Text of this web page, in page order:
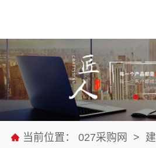
当前位置： 027采购网 >